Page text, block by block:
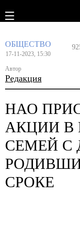
ОБЩЕСТВО
17-11-2023, 15:30
Автор
Редакция
НАО
АКЦИИ В
СЕМЕЙ С
СРОКЕ